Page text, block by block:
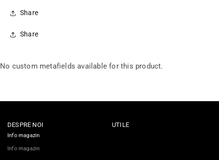
Share
Share
No custom metafields available for this product.
DESPRE NOI
Info magazin
Info magazin
UTILE